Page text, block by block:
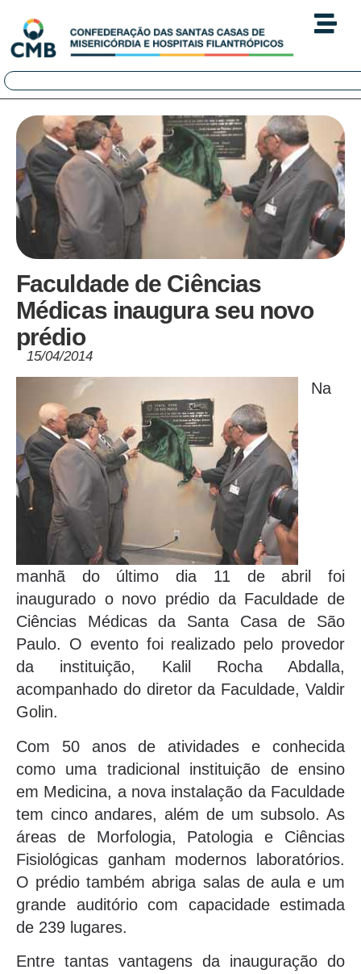
Faculdade de Ciências
Médicas inaugura seu novo
prédio
15/04/2014
Na
manhã do último dia 11 de abril foi
inaugurado o novo prédio da Faculdade de
Ciências Médicas da Santa Casa de São
Paulo. O evento foi realizado pelo provedor
da instituição, Kalil Rocha Abdalla,
acompanhado do diretor da Faculdade, Valdir
Golin.
Com 50 anos de atividades e conhecida
como uma tradicional instituição de ensino
em Medicina, a nova instalação da Faculdade
tem cinco andares, além de um subsolo. As
áreas de Morfologia, Patologia e Ciências
Fisiológicas ganham modernos laboratórios.
O prédio também abriga salas de aula e um
grande auditório com capacidade estimada
de 239 lugares.
Entre tantas vantagens da inauguração do